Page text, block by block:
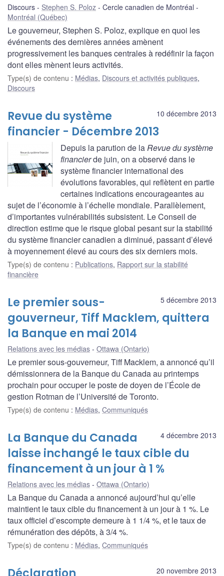
Discours Stephen S. Poloz
Cercle canadien de Montréal
Montréal (Québec)
Le gouverneur, Stephen S. Poloz, explique en quoi les
événements des dernières années amènent
progressivement les banques centrales à redéfinir la façon
dont elles mènent leurs activités.
Type(s) de contenu : Médias, Discours et activités publiques,
Discours
10 décembre 2013
Revue du système
financier - Décembre 2013
Depuis la parution de laRevue du système
financierde juin, on a observé dans le
système financier international des
évolutions favorables, qui reflètent en partie
certaines indications encourageantes au
sujet de l’économie à l’échelle mondiale. Parallèlement,
d’importantes vulnérabilités subsistent. Le Conseil de
direction estime que le risque global pesant sur la stabilité
du système financier canadien a diminué, passant d’élevé
à moyennement élevé au cours des six derniers mois.
Type(s) de contenu : Publications, Rapport sur la stabilité
financière
5 décembre 2013
Le premier sous-
gouverneur, Tiff Macklem, quittera
la Banque en mai 2014
Relations avec les médias Ottawa (Ontario)
Le premier sous-gouverneur, Tiff Macklem, a annoncé qu’il
démissionnera de la Banque du Canada au printemps
prochain pour occuper le poste de doyen de l’École de
gestion Rotman de l’Université de Toronto.
Type(s) de contenu : Médias, Communiqués
4 décembre 2013
La Banque du Canada
laisse inchangé le taux cible du
financement à un jour à 1 %
Relations avec les médias Ottawa (Ontario)
La Banque du Canada a annoncé aujourd’hui qu’elle
maintient le taux cible du financement à un jour à 1 %. Le
taux officiel d’escompte demeure à 1 1/4 %, et le taux de
rémunération des dépôts, à 3/4 %.
Type(s) de contenu : Médias, Communiqués
20 novembre 2013